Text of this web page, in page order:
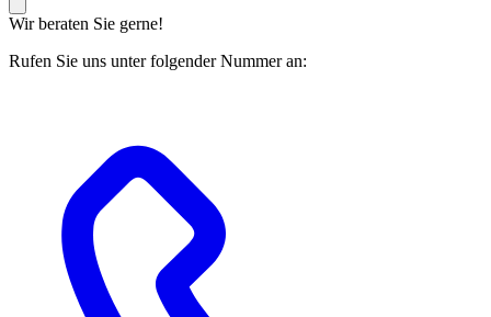
Wir beraten Sie gerne!
Rufen Sie uns unter folgender Nummer an: